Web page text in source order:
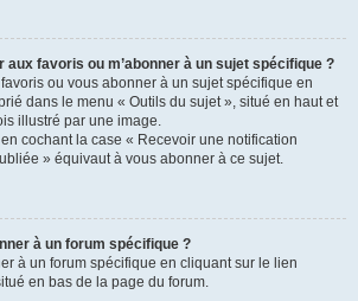
aux favoris ou m’abonner à un sujet spécifique ?
ou vous abonner à un sujet spécifique en
dans le menu « Outils du sujet », situé en haut et
illustré par une image.
cochant la case « Recevoir une notification
» équivaut à vous abonner à ce sujet.
à un forum spécifique ?
à un forum spécifique en cliquant sur le lien
en bas de la page du forum.